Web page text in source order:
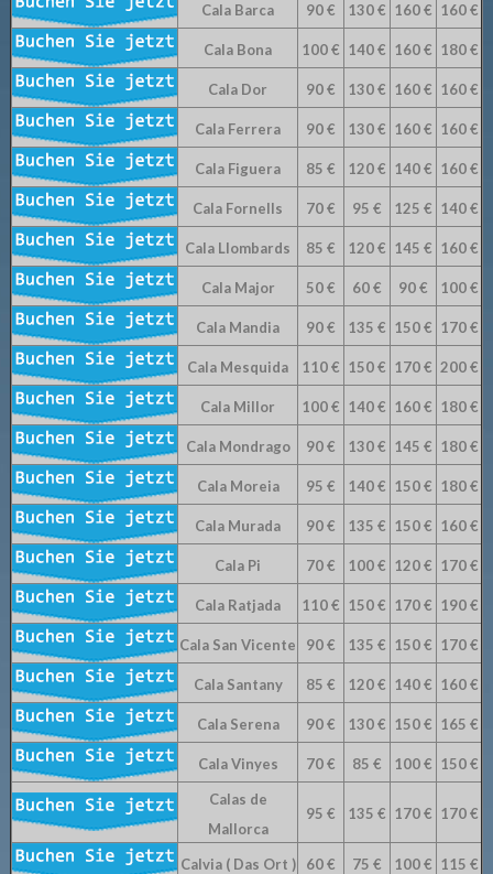
Cala Barca 90 € 130 € 160 € 160 €
Cala Bona 100 € 140 € 160 € 180 €
Cala Dor 90 € 130 € 160 € 160 €
Cala Ferrera 90 € 130 € 160 € 160 €
Cala Figuera 85 € 120 € 140 € 160 €
Cala Fornells 70 € 95 € 125 € 140 €
Cala Llombards 85 € 120 € 145 € 160 €
Cala Major 50 € 60 € 90 € 100 €
Cala Mandia 90 € 135 € 150 € 170 €
Cala Mesquida 110 € 150 € 170 € 200 €
Cala Millor 100 € 140 € 160 € 180 €
Cala Mondrago 90 € 130 € 145 € 180 €
Cala Moreia 95 € 140 € 150 € 180 €
Cala Murada 90 € 135 € 150 € 160 €
Cala Pi 70 € 100 € 120 € 170 €
Cala Ratjada 110 € 150 € 170 € 190 €
Cala San Vicente 90 € 135 € 150 € 170 €
Cala Santany 85 € 120 € 140 € 160 €
Cala Serena 90 € 130 € 150 € 165 €
Cala Vinyes 70 € 85 € 100 € 150 €
Calas de
Mallorca
95 € 135 € 170 € 170 €
Calvia ( Das Ort ) 60 € 75 € 100 € 115 €